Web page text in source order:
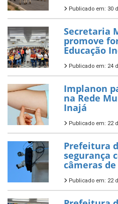
Publicado em: 30
Secretaria
promove
Educação
Publicado em: 24
Implanon
na Rede
Inajá
Publicado em: 22
Prefeitura
segurança
câmeras
Publicado em: 22